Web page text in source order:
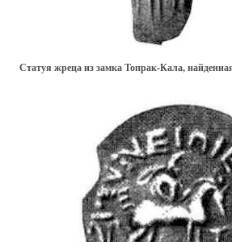
Статуя жреца из замка Топрак-Кала,